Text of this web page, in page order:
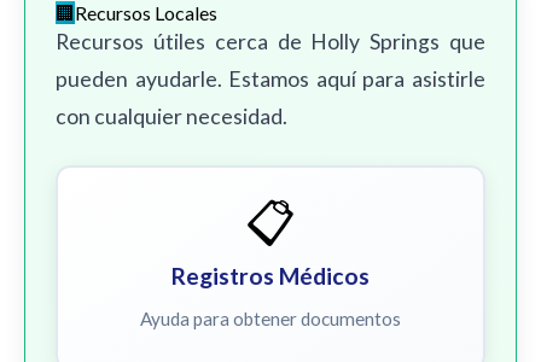
Recursos Locales
Recursos útiles cerca de Holly Springs que
pueden ayudarle. Estamos aquí para asistirle
con cualquier necesidad.
📋
Registros Médicos
Ayuda para obtener documentos